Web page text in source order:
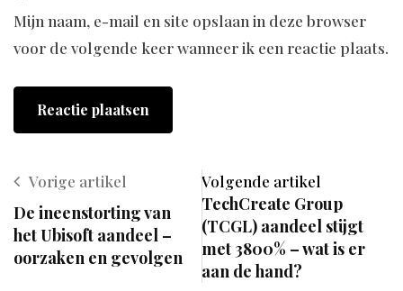
Mijn naam, e-mail en site opslaan in deze browser
voor de volgende keer wanneer ik een reactie plaats.
Vorige artikel
De ineenstorting van
het Ubisoft aandeel –
oorzaken en gevolgen
Volgende artikel
TechCreate Group
(TCGL) aandeel stijgt
met 3800% – wat is er
aan de hand?